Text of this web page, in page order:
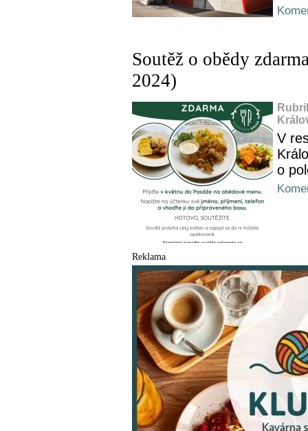
Soutěž o obědy
2024)
V
o
Reklama